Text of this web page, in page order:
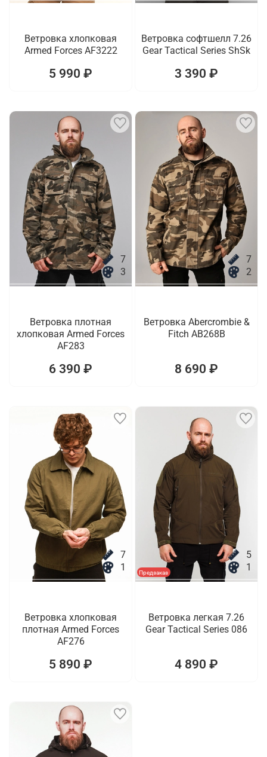
Ветровка хлопковая
Armed Forces AF3222
5 990 ₽
Ветровка софтшелл 7.26
Gear Tactical Series ShSk
3 390 ₽
7
3
Ветровка плотная
хлопковая Armed Forces
AF283
6 390 ₽
7
2
Ветровка Abercrombie &
Fitch AB268B
8 690 ₽
7
1
Ветровка хлопковая
плотная Armed Forces
AF276
5 890 ₽
Предзаказ
5
1
Ветровка легкая 7.26
Gear Tactical Series 086
4 890 ₽